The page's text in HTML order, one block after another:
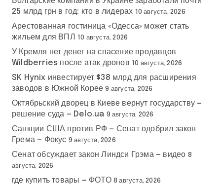
25 млрд грн в год: кто в лидерах 10 августа, 2026
Арестованная гостиница «Одесса» может стать
жильем для ВПЛ
10 августа, 2026
У Кремля нет денег на спасение продавцов
Wildberries после атак дронов 10 августа, 2026
SK Hynix инвестирует $38 млрд для расширения
заводов в Южной Корее 9 августа, 2026
Октябрьский дворец в Киеве вернут государству —
решение суда — Delo.ua 9 августа, 2026
Санкции США против РФ — Сенат одобрил закон
Грема — Фокус 9 августа, 2026
Сенат обсуждает закон Линдси Грэма — видео 8
августа, 2026
где купить товары — ФОТО 8 августа, 2026